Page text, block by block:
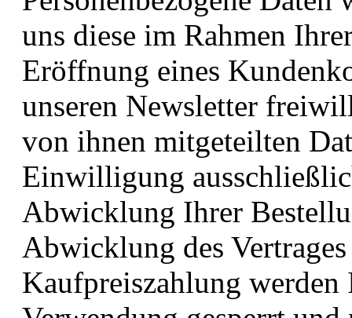
uns diese im Rahmen
Eröffnung eines
unseren Newsletter
von ihnen mitgeteilten
Einwilligung
Abwicklung Ihrer
Abwicklung des
Kaufpreiszahlung